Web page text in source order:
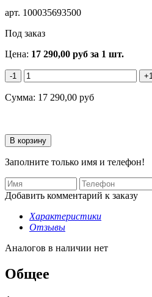
арт. 100035693500
Под заказ
Цена: 17 290,00 руб за 1 шт.
-1 +1
Сумма: 17 290,00 руб
Заполните только имя и телефон!
Добавить комментарий к заказу
Характеристики
Отзывы
Аналогов в наличии нет
Общее